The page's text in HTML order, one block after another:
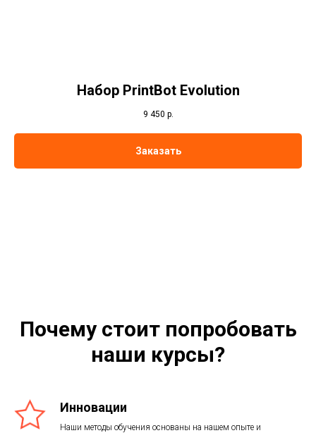
Набор PrintBot Evolution
9 450 р.
Заказать
Почему стоит попробовать
наши курсы?
Инновации
Наши методы обучения основаны на нашем опыте и